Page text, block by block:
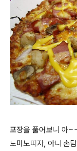
포장을 풀어보니 아
도미노피자, 아니 손